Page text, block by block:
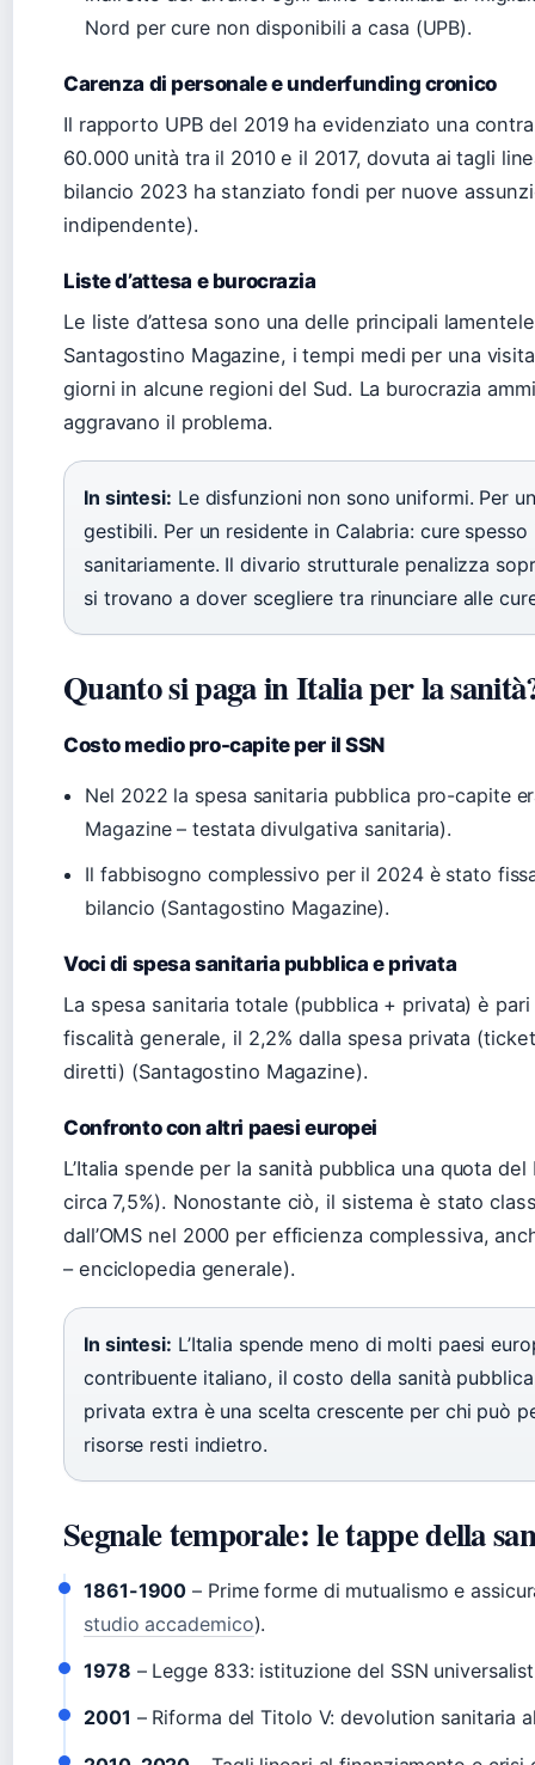
Nord per cure non disponibili a casa (UPB).
Carenza di personale e underfunding cronico
Il rapporto UPB del 2019 ha evidenziato una
60.000 unità tra il 2010 e il 2017, dovuta ai tagli
bilancio 2023 ha stanziato fondi per nuove
indipendente).
Liste d’attesa e burocrazia
Le liste d’attesa sono una delle principali
Santagostino Magazine, i tempi medi per una
giorni in alcune regioni del Sud. La burocrazia
aggravano il problema.
In sintesi: Le disfunzioni non sono uniformi. Per
gestibili. Per un residente in Calabria: cure
sanitariamente. Il divario strutturale penalizza
si trovano a dover scegliere tra rinunciare alle
Quanto si paga in Italia per la
Costo medio pro-capite per il SSN
Nel 2022 la spesa sanitaria pubblica pro-capite
Magazine – testata divulgativa sanitaria).
Il fabbisogno complessivo per il 2024 è stato
bilancio (Santagostino Magazine).
Voci di spesa sanitaria pubblica e privata
La spesa sanitaria totale (pubblica + privata) è pari
fiscalità generale, il 2,2% dalla spesa privata
diretti) (Santagostino Magazine).
Confronto con altri paesi europei
L’Italia spende per la sanità pubblica una quota
circa 7,5%). Nonostante ciò, il sistema è stato
dall’OMS nel 2000 per efficienza complessiva,
– enciclopedia generale).
In sintesi: L’Italia spende meno di molti paesi
contribuente italiano, il costo della sanità
privata extra è una scelta crescente per chi può
risorse resti indietro.
Segnale temporale: le tappe della
1861-1900 – Prime forme di mutualismo e
studio accademico).
1978 – Legge 833: istituzione del SSN
2001 – Riforma del Titolo V: devolution sanitaria